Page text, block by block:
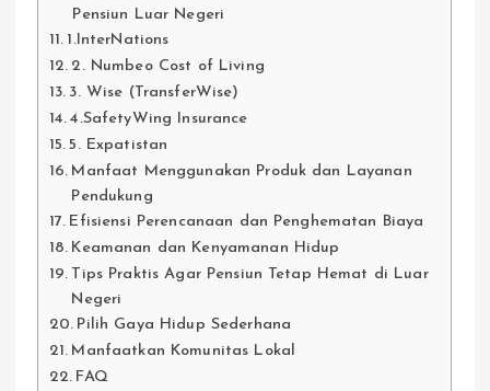
Pensiun Luar Negeri
1.InterNations
2. Numbeo Cost of Living
3. Wise (TransferWise)
4.SafetyWing Insurance
5. Expatistan
Manfaat Menggunakan Produk dan Layanan
Pendukung
Efisiensi Perencanaan dan Penghematan Biaya
Keamanan dan Kenyamanan Hidup
Tips Praktis Agar Pensiun Tetap Hemat di Luar
Negeri
Pilih Gaya Hidup Sederhana
Manfaatkan Komunitas Lokal
FAQ